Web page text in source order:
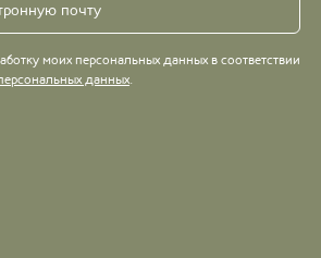
моих персональных данных в соответствии
данных.